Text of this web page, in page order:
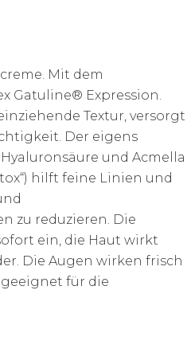
Mit dem
Gatuline® Expression.
Textur, versorgt
Der eigens
und Acmella
hilft feine Linien und
zu reduzieren. Die
ein, die Haut wirkt
Die Augen wirken frisch
für die